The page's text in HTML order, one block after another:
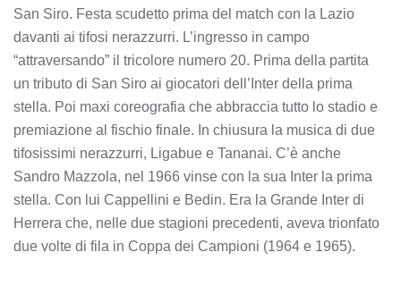
San Siro. Festa scudetto prima del match con la Lazio
davanti ai tifosi nerazzurri. L’ingresso in campo
“attraversando” il tricolore numero 20. Prima della partita
un tributo di San Siro ai giocatori dell’Inter della prima
stella. Poi maxi coreografia che abbraccia tutto lo stadio e
premiazione al fischio finale. In chiusura la musica di due
tifosissimi nerazzurri, Ligabue e Tananai. C’è anche
Sandro Mazzola, nel 1966 vinse con la sua Inter la prima
stella. Con lui Cappellini e Bedin. Era la Grande Inter di
Herrera che, nelle due stagioni precedenti, aveva trionfato
due volte di fila in Coppa dei Campioni (1964 e 1965).